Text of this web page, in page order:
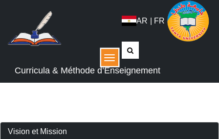
AR FR
القائمة
Curricula & Méthode d’Enseignement
Vision et Mission